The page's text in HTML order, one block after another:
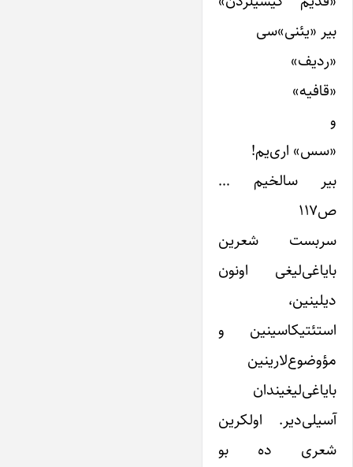
بیر «یئنی»سی
«ردیف»
«قافیه»
و
«سس» اری‌‌‌‌‌‌‌‌‌یم!
بیر سالخیم …
ص۱۱۷
سربست شعرین
بایاغی‌‌لیغی اونون
دیلینین،
استئتیکاسینین و
مؤوضوع‌‌لارینین
بایاغی‌‌لیغیندان
آسیلی‌‌دیر. اولکرین
شعری ده بو